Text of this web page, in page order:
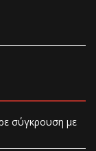
σύγκρουση με